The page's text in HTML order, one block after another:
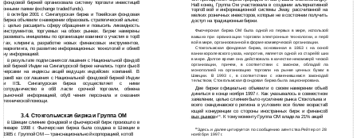
фондовой биржей организовала систему торговли инвестици8
онными паями (exchange traded funds).
В октябре 2001 г. Сингапурская биржа и Токийская фондовая
биржа объявили о намерении образовать стратегический альянс
с целью расширить сферу обращения и повысить ликвидность
инструментов, торгуемых на обоих рынках. Биржи намерены
развивать инициативы по организации взаимного участия в тор8
гах, клиринга, разработке новых финансовых инструментов,
маркетинга, по развитию информационных технологий и обме8
ну информацией.
В результате подписания соглашения с Национальной фондо8
вой биржей Индии на Сингапурской бирже начались торги фью8
черсами на индексы акций ведущих индийских компаний. В
рам8 ках соглашения с Национальной фондовой биржей Индии
и IISL Сингапурская биржа осуществляет с ними
сотрудничество в об8 ласти срочной торговли, обмена
рыночной информацией, обу8 чения персонала и оказания
технической помощи.
3.4. Стокгольмская биржа и Группа ОМ
В Швеции слияние фондовой и фьючерсной бирж произошло в
январе 1998 г. Фьючерсная биржа была создана в Швеции в
1985 г. Группой ОМ — транснациональной корпорацией, кото8
На8 конец, Группа Ом участвовала в создании альтернативной
торго8 вой и информационной системы Jiway, рассчитанной на
мелких розничных инвесторов, которые не в состоянии получить
доступ на традиционные биржи.
Фьючерсная биржа ОМ была одной из первых в мире, использо8
вавших при организации торговли электронные технологии, и пер8
вой в мире, организованной в форме коммерческой организации.
Стокгольмская фондовая биржа, основанная в 1863 г. на осно8
вании королевского указа, напротив, является одной из старей8 ших
в мире. Долгое время она действовала в качестве некоммер8 ческой
организации, причем, в соответствии с законом, облада8 ла
монополией на организацию торговли на рынке ценных бумаг в
Швеции. В 1993 г., в соответствии с изменившимся законода8
тельством, Стокгольмская фондовая биржа была акционирована.
Две биржи официально объявили о своем намерении объе8
диниться в конце ноября 1997 г. Как указывалось в совместном
заявлении, целью слияния было «усиление рынка Стокгольма и
всего скандинавского региона в условиях все более возраста8
ющей конкуренции со стороны иностранных бирж и финансо8
вых рынков» 16 . К тому моменту Группа ОМ владела 21% акций
16Здесь и далее цитируется по сообщению агентства Рейтер от 28
ноя8 бря 1997 г.